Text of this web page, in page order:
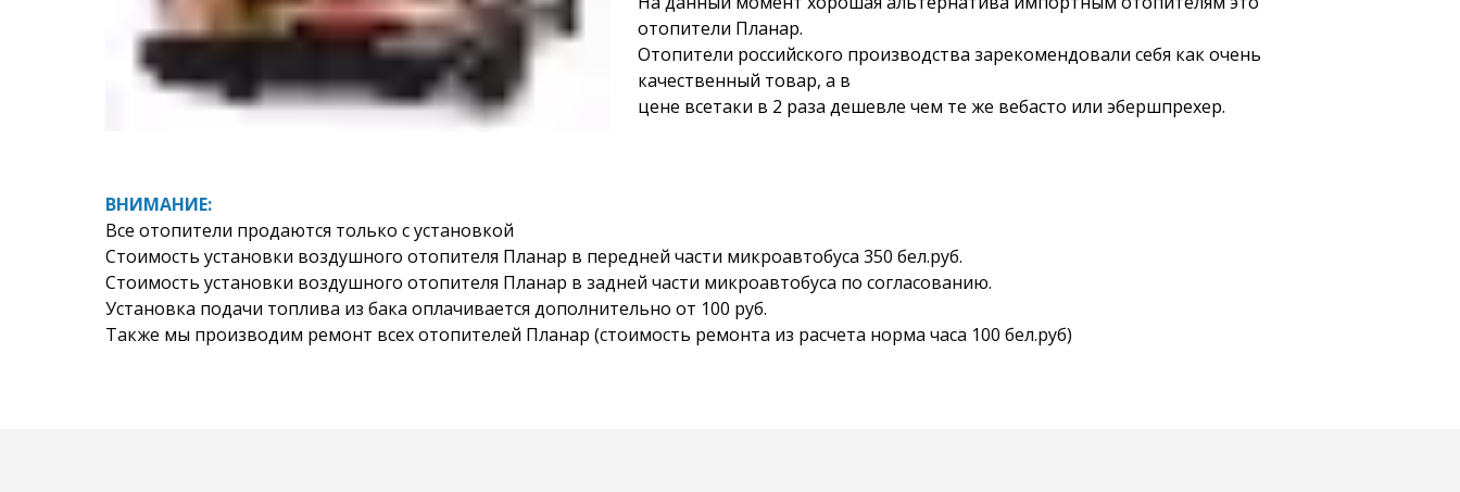
отопители Планар.
Отопители российского производства зарекомендовали себя как очень
качественный товар, а в
цене всетаки в 2 раза дешевле чем те же вебасто или эбершпрехер.
ВНИМАНИЕ:
Все отопители продаются только с установкой
Стоимость установки воздушного отопителя Планар в передней части микроавтобуса 350 бел.руб.
Стоимость установки воздушного отопителя Планар в задней части микроавтобуса по согласованию.
Установка подачи топлива из бака оплачивается дополнительно от 100 руб.
Также мы производим ремонт всех отопителей Планар (стоимость ремонта из расчета норма часа 100 бел.руб)